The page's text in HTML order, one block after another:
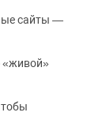
сайты —
«живой»